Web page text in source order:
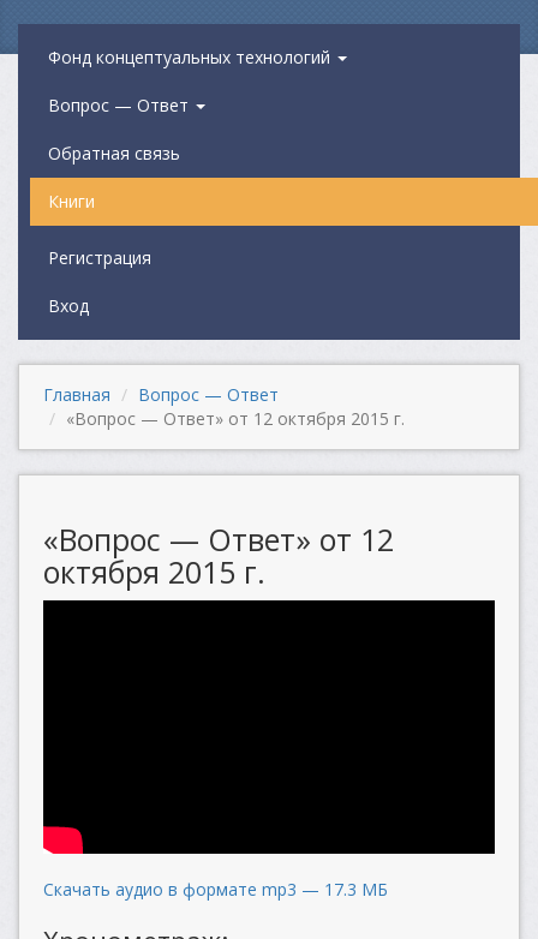
Фонд концептуальных технологий
Вопрос — Ответ
Обратная связь
Книги
Регистрация
Вход
Главная
Вопрос — Ответ
«Вопрос — Ответ» от 12 октября 2015 г.
«Вопрос — Ответ» от 12
октября 2015 г.
Скачать аудио в формате mp3 — 17.3 МБ